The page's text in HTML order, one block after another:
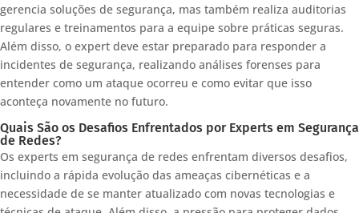
gerencia soluções de segurança, mas também realiza auditorias
regulares e treinamentos para a equipe sobre práticas seguras.
Além disso, o expert deve estar preparado para responder a
incidentes de segurança, realizando análises forenses para
entender como um ataque ocorreu e como evitar que isso
aconteça novamente no futuro.
Quais São os Desafios Enfrentados por Experts em Segurança
de Redes?
Os experts em segurança de redes enfrentam diversos desafios,
incluindo a rápida evolução das ameaças cibernéticas e a
necessidade de se manter atualizado com novas tecnologias e